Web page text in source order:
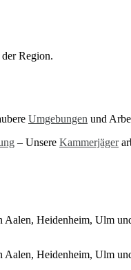
Region.
Umgebungen und
– Unsere Kammerjäger